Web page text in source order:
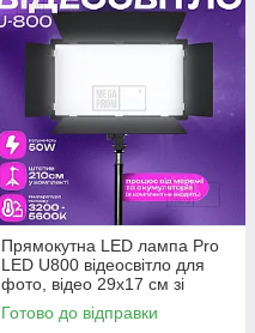
Прямокутна LED лампа Pro
LED U800 відеосвітло для
фото, відео 29х17 см зі
штативом 2,1 метр. Студійне
світло.
Готово до відправки